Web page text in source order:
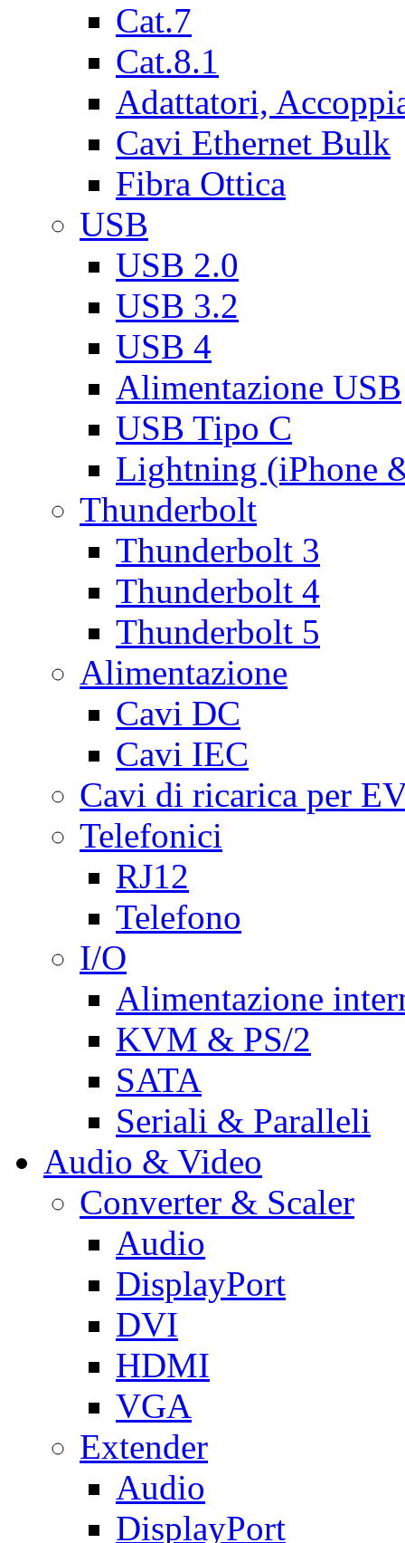
Cat.7
Cat.8.1
Adattatori,
Cavi Ethernet Bulk
Fibra Ottica
USB
USB 2.0
USB 3.2
USB 4
Alimentazione USB
USB Tipo C
Lightning (iPhone
Thunderbolt
Thunderbolt 3
Thunderbolt 4
Thunderbolt 5
Alimentazione
Cavi DC
Cavi IEC
Cavi di ricarica per
Telefonici
RJ12
Telefono
I/O
Alimentazione
KVM & PS/2
SATA
Seriali & Paralleli
Audio & Video
Converter & Scaler
Audio
DisplayPort
DVI
HDMI
VGA
Extender
Audio
DisplayPort